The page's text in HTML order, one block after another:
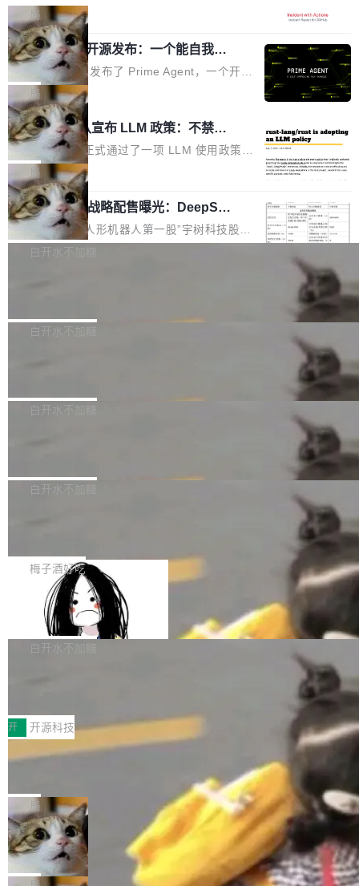
驱动你去学 CuTe，但还没被那些"邪恶的" Hopp
er++ 优化所淹没，足够容易修改和适配。 更关
键的是 FA2 的持久性...
也为产业链企业探索产品创新与商业增长打开新
的空间。 8月14日，开源鸿蒙智能硬件开发者日
（OHDD：OpenHarmony Hardware Develope
r Day）将在杭州启航。活动面向智能硬件产业
链企业和开发者，邀请行业专家与资深技术顾
问，围绕开源鸿蒙技术能力、设备适配、芯片适
配、功耗与稳定性调优、兼容性测评及统一互联
等内容展开系统讲解和实战交流，帮助企业进一
步了解开源鸿蒙在智能...
模服务降级，Actions 完全不可用超过 5 小时，
webhook 停发，连自托管 runner 也因调度层故
障无法工作。Pages、Copilot code review、C
opilot coding agent 全部受影响。从检测到完全
恢复，大约 12 小时。 这是 2026 年 8 月的第六
起事故，其中四起与 AI/Copilot 服务相关。 Git
Hub 员工 kdaigle 在 HN 讨论中贴出了一组数
据：2025 年全年 10 亿次 commit。现在，每周
2.75 亿次，全年预计 140 亿次。GitHub...
局
Prime Agent 开源发布：一个能自我改
进的编程 Agent，ARC-AGI 3 超越人类
专家基线
Prime Intellect 发布了 Prime Agent，一个开源
的编程 Agent Harness，核心设计围绕两个抽
象：Recursive Language Model（RLM）和 C
ontinual Harness。在 ARC-AGI 3 基准测试
上，Prime Agent + Opus 5 的组合达到了 95.
5% RHAE Best@1，超过了 ARC 报告的人类专
家基线 95.4%。 不是又一个 coding agent 包装
器 Prime Agent 的架构和市面上大多数 coding
agent 有本质区别。大多数 agent harness 的设
计是基于早期模型的能力—...
局
Rust 项目团队宣布 LLM 政策：不禁
止，但你要承认哪些代码不是你写的
Rust 语言项目正式通过了一项 LLM 使用政策，
覆盖 rust-lang/rust 单一仓库的代码贡献。这不
是项目级别的官方立场，目前由五个团队采纳，
但它可能是主流开源项目中关于 AI 辅助贡献最
细致的一份规则。 政策的核心只有一句话：LLM
可以用来分析、提炼、审阅、建议，但不能用来
不得生成涉及安全性的关键变更，除非作者本身
局
宇树科技 IPO 战略配售曝光：DeepSe
ek 获配 93.3 万股，锁定 36 个月
8月6日晚间，“人形机器人第一股”宇树科技股份
有限公司披露IPO发行价格及战略配售结果，杭
36个月。 公告显示，本次宇树科技战略配售对
员工参与设立的专项资产管理计划。其中，Dee
获配9...
白开水不加糖
Bug fixes and enhancements 修复多次传递同
一个回归问题，该问题导致拉取镜像时会拒绝包
题，该问题可能导致在旧版 Linux 内核...
白开水不加糖
e 孵化器项目管理委员会（IPMC）投票中获得
P）！这一里程碑不仅标志着 Fluss 迈入新的发
白开水不加糖
长期停止内容更新，未能实现其作为“AI版维基百
提交的编辑请求也长期处于待处理状态。 Groki
pedia 于去年底上线，定位为由人工智能生成内
容的百科平台，被马斯克视为传统众包百科网站
维基百科的替代方案。Lawfare 调查发现，无论
热门页面还是低关注度页面，均未出现近期更
白开水不加糖
是这样的：配 MessageSource 的 Bean、写 R
eloadableResourceBundleMessageSource、
声明 LocaleResolver、注册 LocaleChangeInt
erceptor…五六步之后才能看到第一行翻译文
本。 Solon 换了个方式。整个 i18n 模块围绕三
梅子酒好吃
Apache Doris 4.1 全面增强 Iceberg：
支持 UPDATE、MERGE INTO 与 Iceb
erg V3
Apache Doris 4.1 要补齐的，正是缺失的那一
半。在已有查询能力的基础上，Doris 进一步支
常维护操作，并完整支持 Iceberg V3 格式。
白开水不加糖
村国家自主创新示范区会议中心开幕。本届大会
由中关村智联软件服务业质量创新联盟主办，以
“智构可信·质创未来——AI原生时代的质量新范
式”为主题，直面AI从实验室走向规模化产业落地
的核心质量命题。会上，《2026智能研发生产力
工具选型手册》发布，Testin云测的Testin XAge
nt智能测试系统入选AI测试领域代表产品。对CI
O而言，这提示了一个转变：AI测试正在从效率
工具升级为企业的质量基础设施。 CIO面对的新
开 开源科技
让非法状态不可表示：一篇关于 ADT
有一种东西，一旦用过就回不去了。Alex Fedos
eev 管它叫"软件设计的基石"。 他说的东西不新
鲜——代数数据类型（ADT），尤其是和类型
（sum type）。但他说清楚了一件事：这不是类
型系统的学术体操，是日常编码的思维方式。 文
章从一个简单的例子切入。一个网站的深色主题
局
Cloudflare 开源内部企业 AI 平台 Clou
dflare OS
Cloudflare 发布了一个开源项目 Cloudflare O
S。如果你只看官方博客，你会觉得这是又一